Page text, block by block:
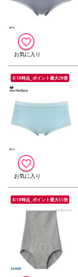
8/10時点_ポイント最大20倍
8/10時点_ポイント最大15倍